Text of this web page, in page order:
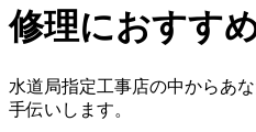
修理におすす
水道局指定工事店の中からあ
手伝いします。